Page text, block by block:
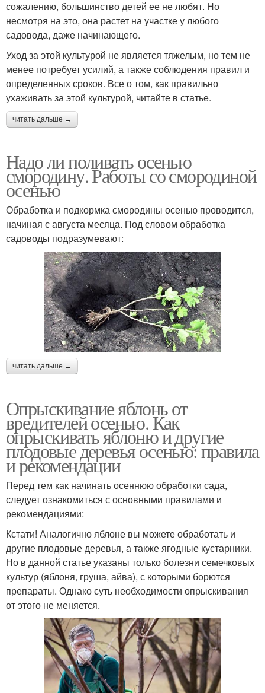
сожалению, большинство детей ее не любят. Но
несмотря на это, она растет на участке у любого
садовода, даже начинающего.
Уход за этой культурой не является тяжелым, но тем не
менее потребует усилий, а также соблюдения правил и
определенных сроков. Все о том, как правильно
ухаживать за этой культурой, читайте в статье.
читать дальше →
Надо ли поливать осенью
смородину. Работы со смородиной
осенью
Обработка и подкормка смородины осенью проводится,
начиная с августа месяца. Под словом обработка
садоводы подразумевают:
читать дальше →
Опрыскивание яблонь от
вредителей осенью. Как
опрыскивать яблоню и другие
плодовые деревья осенью: правила
и рекомендации
Перед тем как начинать осеннюю обработки сада,
следует ознакомиться с основными правилами и
рекомендациями:
Кстати! Аналогично яблоне вы можете обработать и
другие плодовые деревья, а также ягодные кустарники.
Но в данной статье указаны только болезни семечковых
культур (яблоня, груша, айва), с которыми борются
препараты. Однако суть необходимости опрыскивания
от этого не меняется.